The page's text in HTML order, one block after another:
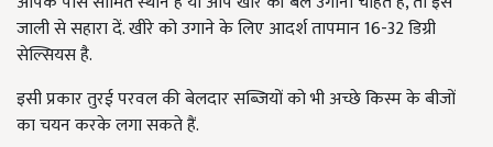
जाली से सहारा दें. खीरे को उगाने के लिए आदर्श तापमान 16-32 डिग्री
सेल्सियस है.
इसी प्रकार तुरई परवल की बेलदार सब्जियों को भी अच्छे किस्म के बीजों
का चयन करके लगा सकते हैं.